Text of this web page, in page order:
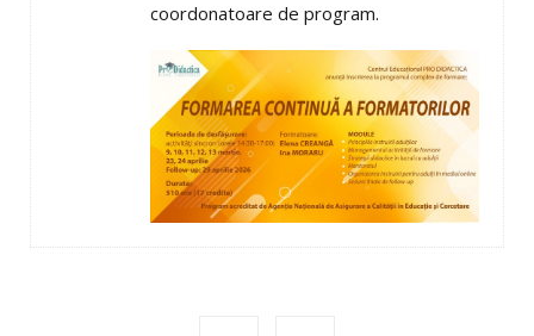
coordonatoare de program.